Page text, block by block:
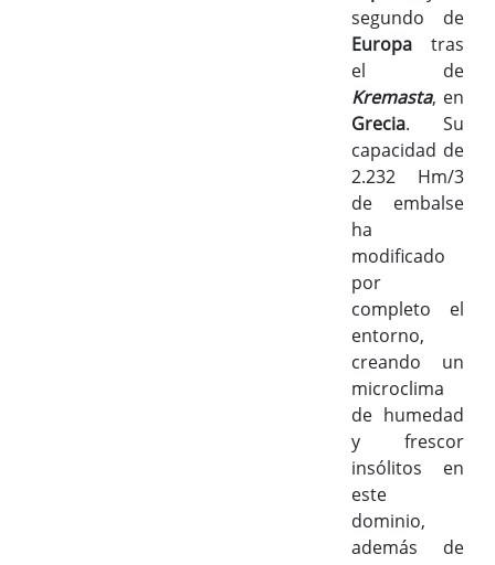
segundo de
Europa tras
el de
Kremasta, en
Grecia. Su
capacidad de
2.232 Hm/3
de embalse
ha
modificado
por
completo el
entorno,
creando un
microclima
de humedad
y frescor
insólitos en
este
dominio,
además de